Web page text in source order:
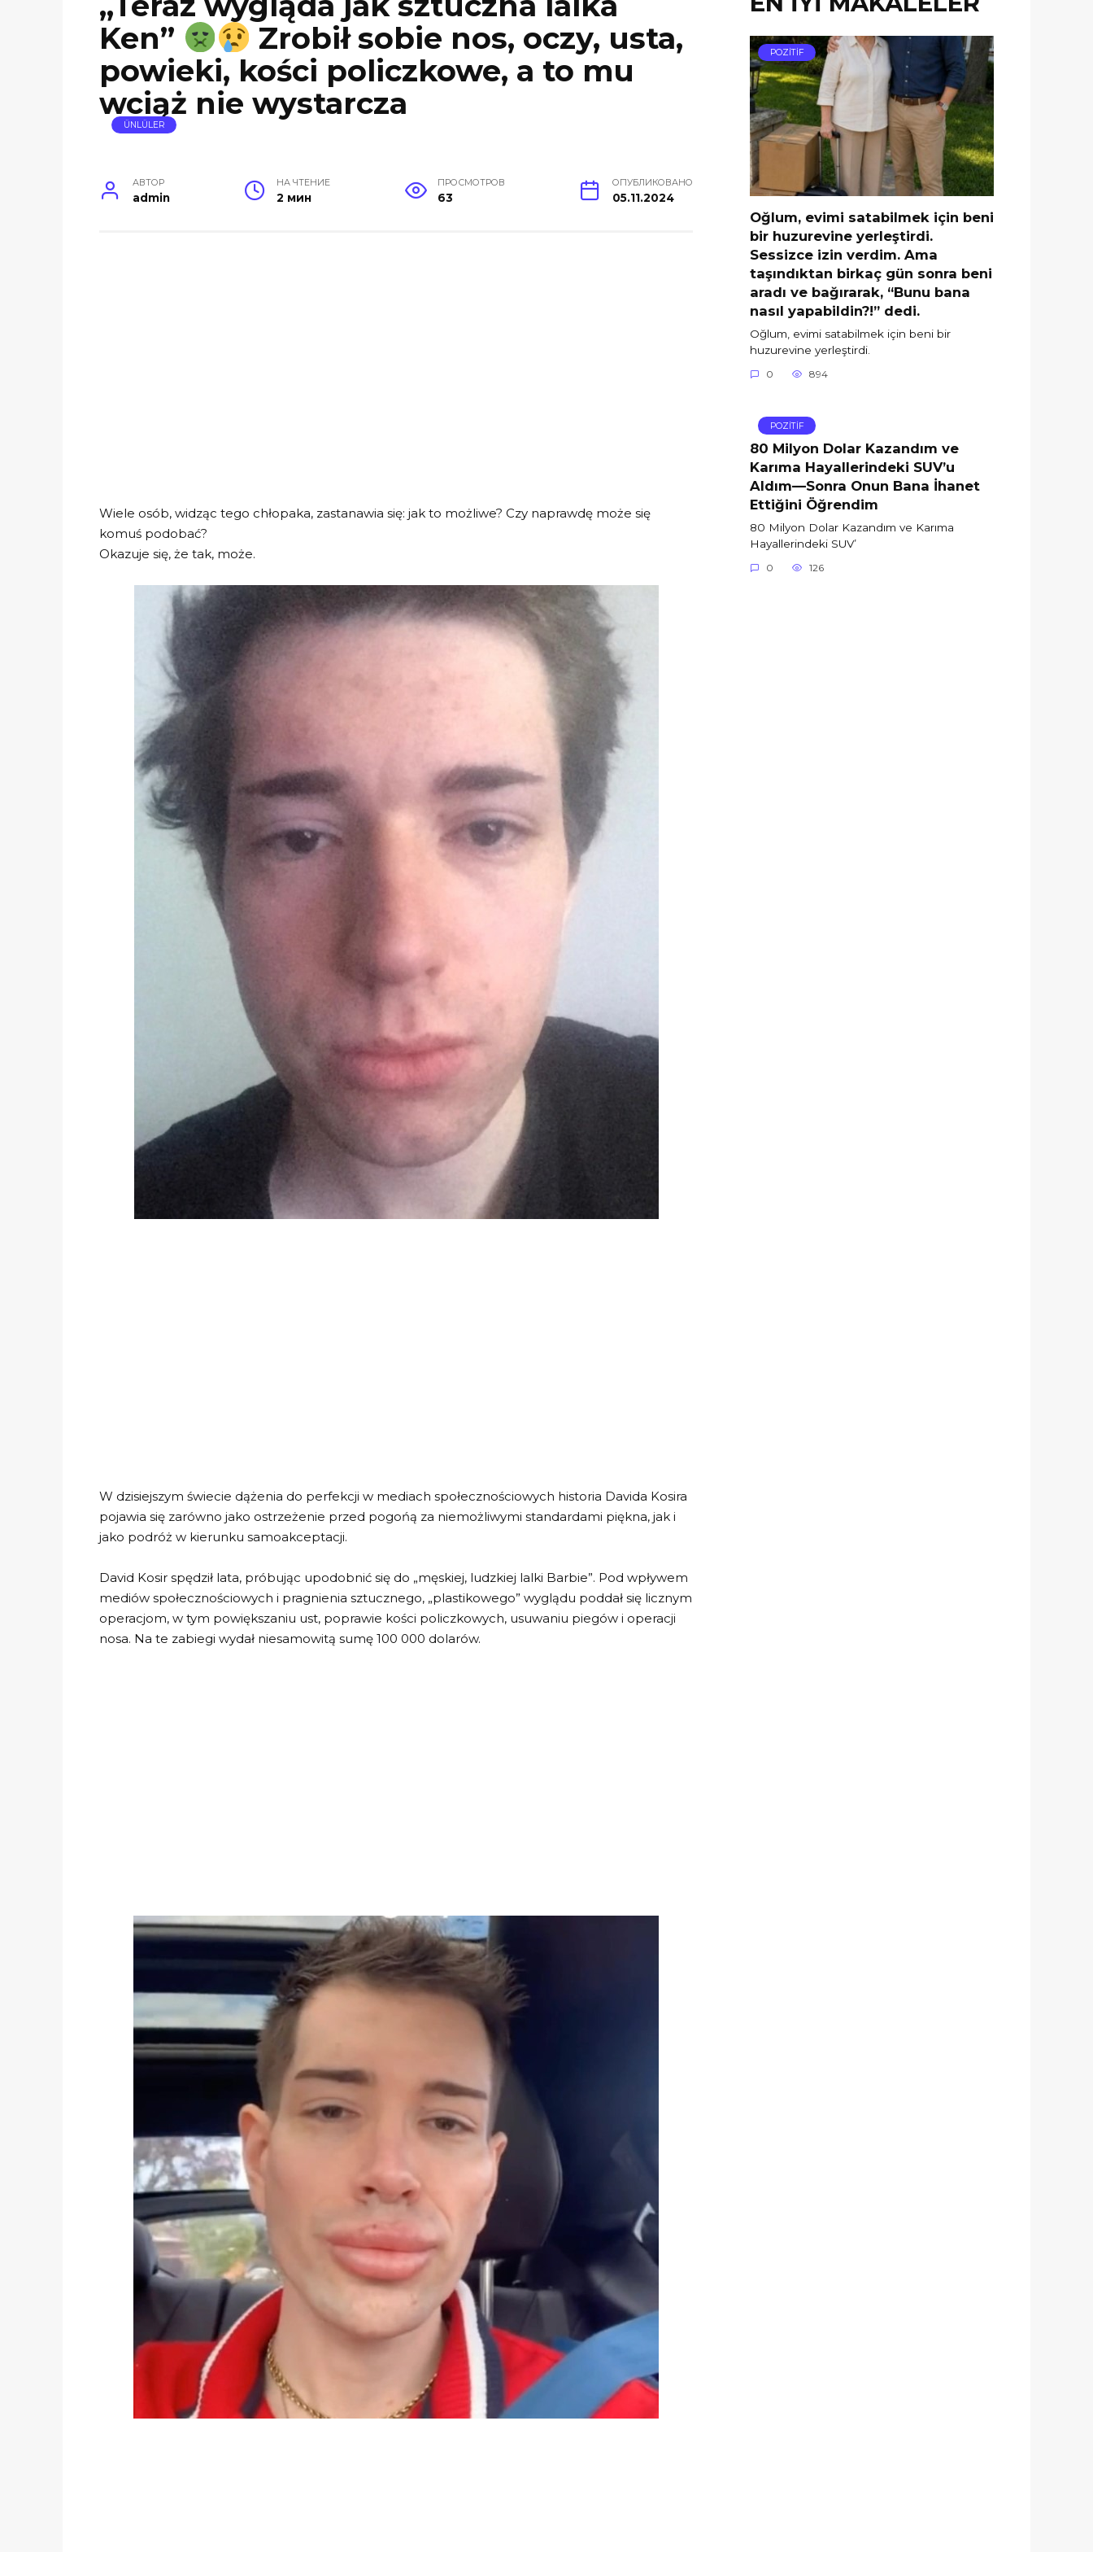
Ken”
Zrobił sobie nos, oczy, usta,
powieki, kości policzkowe, a to mu
wciąż nie wystarcza
ÜNLÜLER
АВТОР
admin
НА ЧТЕНИЕ
2 мин
ПРОСМОТРОВ
63
ОПУБЛИКОВАНО
05.11.2024
Wiele osób, widząc tego chłopaka, zastanawia się: jak to możliwe? Czy naprawdę może się
komuś podobać?
Okazuje się, że tak, może.
W dzisiejszym świecie dążenia do perfekcji w mediach społecznościowych historia Davida Kosira
pojawia się zarówno jako ostrzeżenie przed pogońą za niemożliwymi standardami piękna, jak i
jako podróż w kierunku samoakceptacji.
David Kosir spędził lata, próbując upodobnić się do „męskiej, ludzkiej lalki Barbie”. Pod wpływem
mediów społecznościowych i pragnienia sztucznego, „plastikowego” wyglądu poddał się licznym
operacjom, w tym powiększaniu ust, poprawie kości policzkowych, usuwaniu piegów i operacji
nosa. Na te zabiegi wydał niesamowitą sumę 100 000 dolarów.
POZİTİF
Oğlum, evimi satabilmek için beni
bir huzurevine yerleştirdi.
Sessizce izin verdim. Ama
taşındıktan birkaç gün sonra beni
aradı ve bağırarak, “Bunu bana
nasıl yapabildin?!” dedi.
Oğlum, evimi satabilmek için beni bir
huzurevine yerleştirdi.
0 894
POZİTİF
80 Milyon Dolar Kazandım ve
Karıma Hayallerindeki SUV’u
Aldım—Sonra Onun Bana İhanet
Ettiğini Öğrendim
80 Milyon Dolar Kazandım ve Karıma
Hayallerindeki SUV’
0 126